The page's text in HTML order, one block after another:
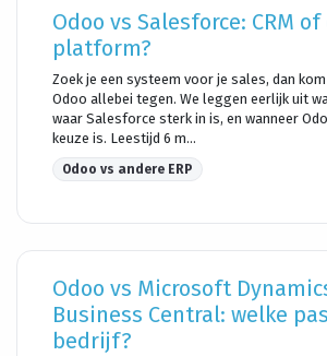
Odoo vs Salesforce: CRM
platform?
Zoek je een systeem voor je sales, dan
Odoo allebei tegen. We leggen eerlijk uit
waar Salesforce sterk in is, en wanneer
keuze is. Leestijd 6 m...
Odoo vs andere ERP
Odoo vs Microsoft
Business Central: welke
bedrijf?